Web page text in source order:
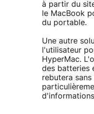
à partir du
le MacBook
du portable.
Une autre
l'utilisateur
HyperMac.
des batteries
rebutera